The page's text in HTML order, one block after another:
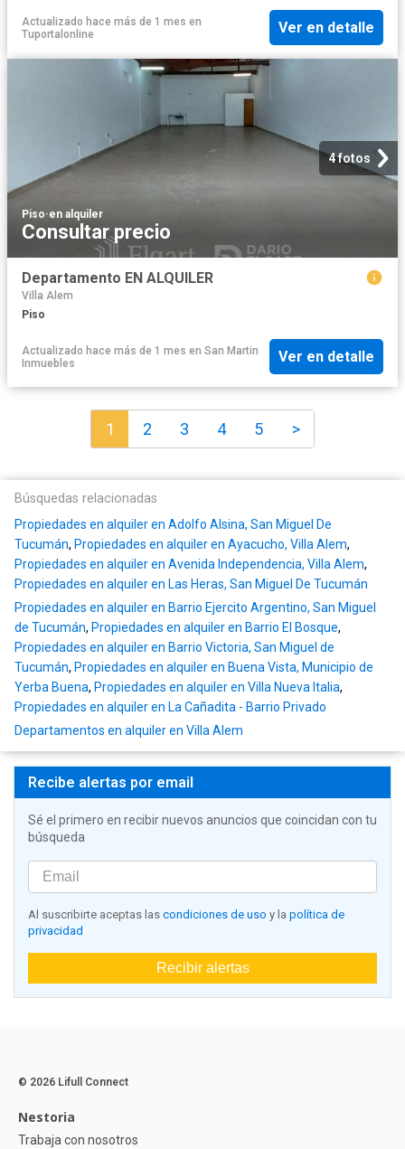
Actualizado hace más de 1 mes en
Tuportalonline
Ver en detalle
4 fotos
Piso·en alquiler
Consultar precio
Departamento EN ALQUILER
Villa Alem
Piso
Actualizado hace más de 1 mes en San Martin
Inmuebles
Ver en detalle
1 2 3 4 5 >
Búsquedas relacionadas
Propiedades en alquiler en Adolfo Alsina, San Miguel De
Tucumán, Propiedades en alquiler en Ayacucho, Villa Alem,
Propiedades en alquiler en Avenida Independencia, Villa Alem,
Propiedades en alquiler en Las Heras, San Miguel De Tucumán
Propiedades en alquiler en Barrio Ejercito Argentino, San Miguel
de Tucumán, Propiedades en alquiler en Barrio El Bosque,
Propiedades en alquiler en Barrio Victoria, San Miguel de
Tucumán, Propiedades en alquiler en Buena Vista, Municipio de
Yerba Buena, Propiedades en alquiler en Villa Nueva Italia,
Propiedades en alquiler en La Cañadita - Barrio Privado
Departamentos en alquiler en Villa Alem
Recibe alertas por email
Sé el primero en recibir nuevos anuncios que coincidan con tu
búsqueda
Al suscribirte aceptas las condiciones de uso y la política de
privacidad
Recibir alertas
© 2026 Lifull Connect
Nestoria
Trabaja con nosotros